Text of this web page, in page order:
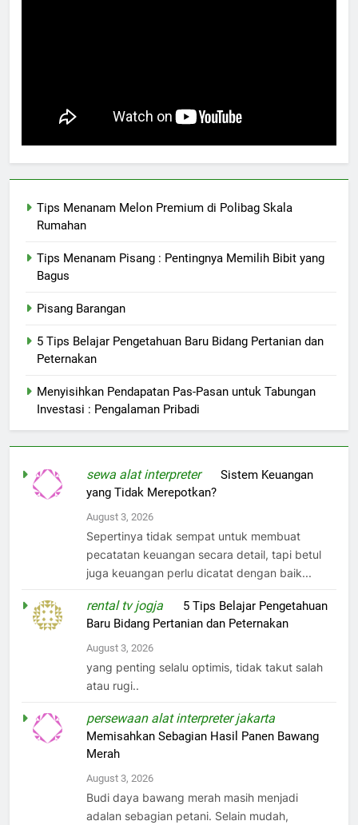
Tips Menanam Melon Premium di Polibag Skala
Rumahan
Tips Menanam Pisang : Pentingnya Memilih Bibit yang
Bagus
Pisang Barangan
5 Tips Belajar Pengetahuan Baru Bidang Pertanian dan
Peternakan
Menyisihkan Pendapatan Pas-Pasan untuk Tabungan
Investasi : Pengalaman Pribadi
sewa alat interpreteronSistem Keuangan
yang Tidak Merepotkan?
August 3, 2026
Sepertinya tidak sempat untuk membuat
pecatatan keuangan secara detail, tapi betul
juga keuangan perlu dicatat dengan baik...
rental tv jogja
5 Tips Belajar Pengetahuan
Baru Bidang Pertanian dan Peternakan
August 3, 2026
yang penting selalu optimis, tidak takut salah
atau rugi..
persewaan alat interpreter jakarta
Memisahkan Sebagian Hasil Panen Bawang
Merah
August 3, 2026
Budi daya bawang merah masih menjadi
adalan sebagian petani. Selain mudah,